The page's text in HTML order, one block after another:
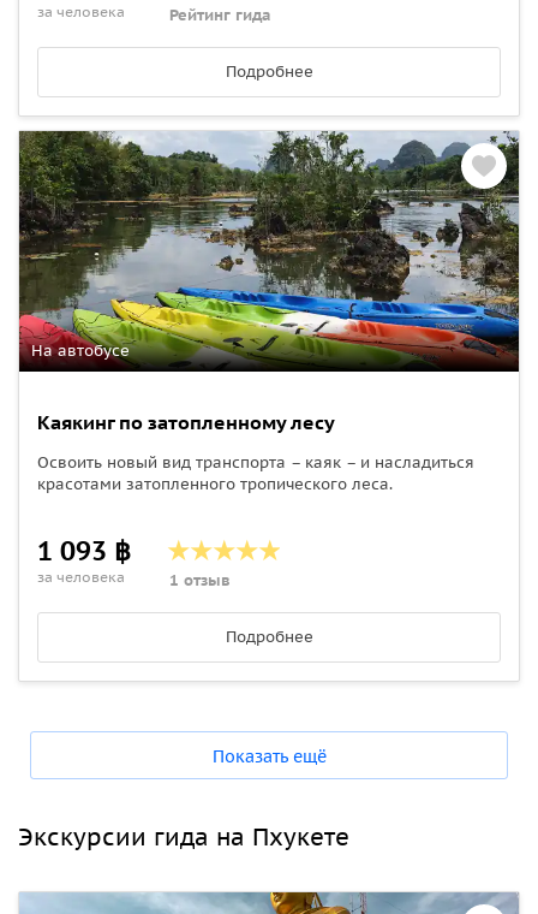
за человека Рейтинг гида
Подробнее
На автобусе
Каякинг по затопленному лесу
Освоить новый вид транспорта – каяк – и насладиться
красотами затопленного тропического леса.
1 093 ฿
за человека 1 отзыв
Подробнее
Показать ещё
Экскурсии гида на Пхукете